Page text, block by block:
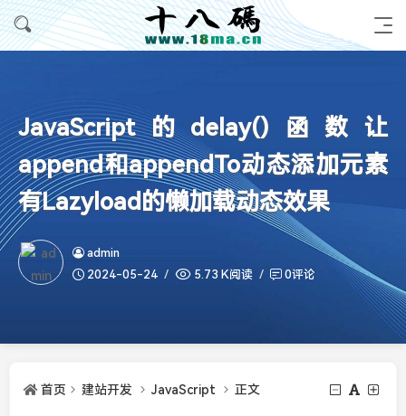
JavaScript的delay()函数让
append和appendTo动态添加元素
有Lazyload的懒加载动态效果
admin
2024-05-24
5.73 K阅读 0评论
首页 建站开发 JavaScript 正文